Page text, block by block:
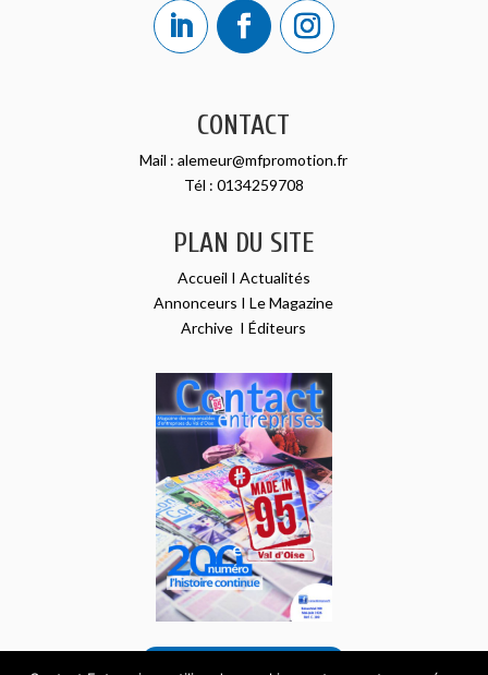
CONTACT
Mail :alemeur@mfpromotion.fr
Tél : 0134259708
PLAN DU SITE
Accueil I Actualités
Annonceurs ILe Magazine
Archive IÉditeurs